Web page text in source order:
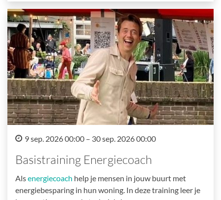
9 sep. 2026 00:00 – 30 sep. 2026 00:00
Basistraining Energiecoach
Alsenergiecoach help je mensen in jouw buurt met
energiebesparing in hun woning. In deze training leer je